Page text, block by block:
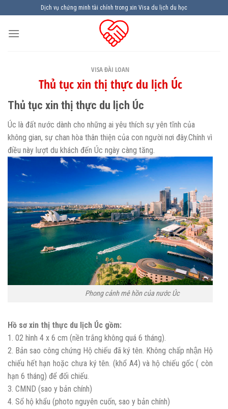
to
content
Dịch vụ chứng minh tài chính trong xin Visa du lịch du học
VISA ĐÀI LOAN
Thủ tục xin thị thực du lịch Úc
Thủ tục xin thị thực du lịch Úc
Úc là đất nước dành cho những ai yêu thích sự yên tĩnh của
không gian, sự chan hòa thân thiện của con người nơi đây.Chính vì
điều này lượt du khách đến Úc ngày càng tăng.
Phong cảnh mê hồn của nước Úc
Hồ sơ xin thị thực du lịch Úc gồm:
1. 02 hình 4 x 6 cm (nền trắng không quá 6 tháng).
2. Bản sao công chứng Hộ chiếu đã ký tên. Không chấp nhận Hộ
chiếu hết hạn hoặc chưa ký tên. (khổ A4) và hộ chiếu gốc ( còn
hạn 6 tháng) để đối chiếu.
3. CMND (sao y bản chính)
4. Sổ hộ khẩu (photo nguyên cuốn, sao y bản chính)